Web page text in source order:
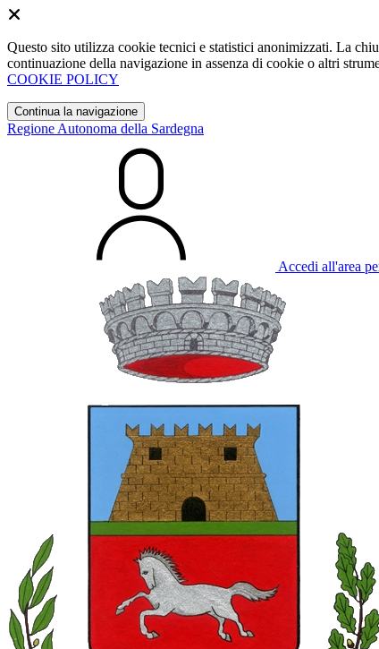
Questo sito utilizza cookie tecnici e statistici anonimizzati. La
continuazione della navigazione in assenza di cookie o altri
COOKIE POLICY
Continua la navigazione
Regione Autonoma della Sardegna
Accedi all'area